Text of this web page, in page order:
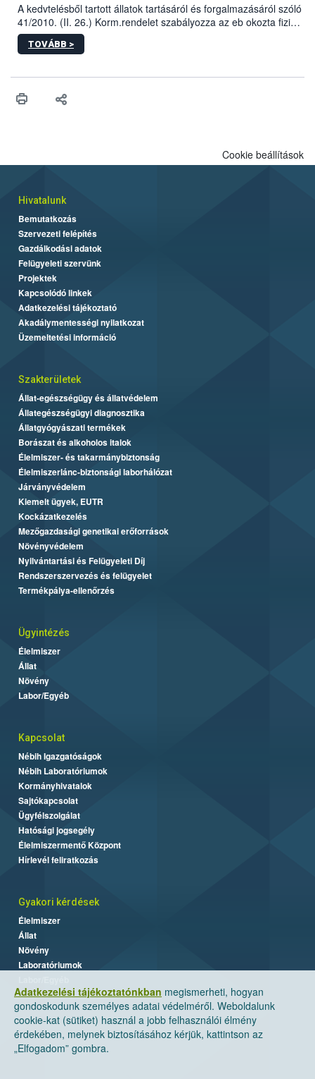
A kedvtelésből tartott állatok tartásáról és forgalmazásáról szóló
41/2010. (II. 26.) Korm.rendelet szabályozza az eb okozta fizikai
sérülés, illetve ennek veszélye keletkezésekor felmerülő
hatósági feladatokat, valamint a veszélyes eb tartását és annak
vonni az ebek viselkedésének megítélésében jártas szakértőt.
TOVÁBB >
Adatkezelési tájékoztatónkban megismerheti, hogyan
gondoskodunk személyes adatai védelméről. Weboldalunk
cookie-kat (sütiket) használ a jobb felhasználói élmény
érdekében, melynek biztosításához kérjük, kattintson az
„Elfogadom” gombra.
Cookie beállítások
Hivatalunk
Bemutatkozás
Szervezeti felépítés
Gazdálkodási adatok
Felügyeleti szervünk
Projektek
Kapcsolódó linkek
Adatkezelési tájékoztató
Akadálymentességi nyilatkozat
Üzemeltetési információ
Szakterületek
Állat-egészségügy és állatvédelem
Állategészségügyi diagnosztika
Állatgyógyászati termékek
Borászat és alkoholos italok
Élelmiszer- és takarmánybiztonság
Élelmiszerlánc-biztonsági laborhálózat
Járványvédelem
Kiemelt ügyek, EUTR
Kockázatkezelés
Mezőgazdasági genetikai erőforrások
Növényvédelem
Nyilvántartási és Felügyeleti Díj
Rendszerszervezés és felügyelet
Termékpálya-ellenőrzés
Ügyintézés
Élelmiszer
Állat
Növény
Labor/Egyéb
Kapcsolat
Nébih Igazgatóságok
Nébih Laboratóriumok
Kormányhivatalok
Sajtókapcsolat
Ügyfélszolgálat
Hatósági jogsegély
Élelmiszermentő Központ
Hírlevél feliratkozás
Gyakori kérdések
Élelmiszer
Állat
Növény
Laboratóriumok